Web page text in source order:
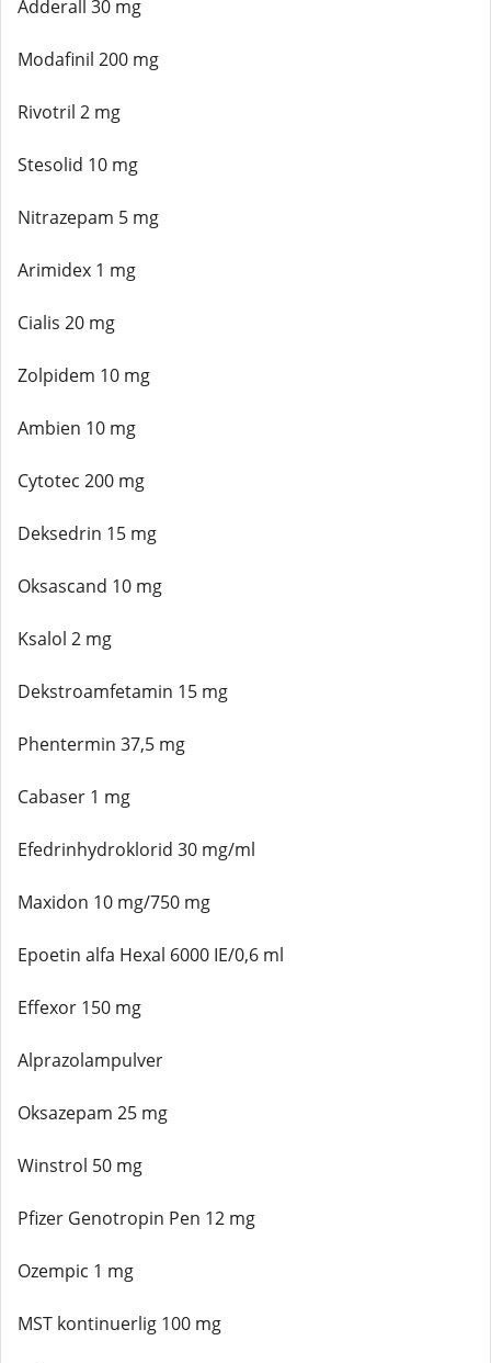
Adderall 30 mg
Modafinil 200 mg
Rivotril 2 mg
Stesolid 10 mg
Nitrazepam 5 mg
Arimidex 1 mg
Cialis 20 mg
Zolpidem 10 mg
Ambien 10 mg
Cytotec 200 mg
Deksedrin 15 mg
Oksascand 10 mg
Ksalol 2 mg
Dekstroamfetamin 15 mg
Phentermin 37,5 mg
Cabaser 1 mg
Efedrinhydroklorid 30 mg/ml
Maxidon 10 mg/750 mg
Epoetin alfa Hexal 6000 IE/0,6 ml
Effexor 150 mg
Alprazolampulver
Oksazepam 25 mg
Winstrol 50 mg
Pfizer Genotropin Pen 12 mg
Ozempic 1 mg
MST kontinuerlig 100 mg